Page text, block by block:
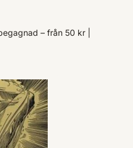
– från 50 kr |